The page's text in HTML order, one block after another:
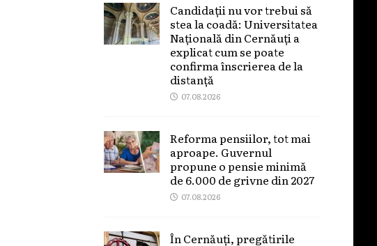
Candidații nu vor trebui să
stea la coadă: Universitatea
Națională din Cernăuți a
explicat cum se poate
confirma înscrierea de la
distanță
07.08.2026
Reforma pensiilor, tot mai
aproape. Guvernul
propune o pensie minimă
de 6.000 de grivne din 2027
07.08.2026
În Cernăuți, pregătirile